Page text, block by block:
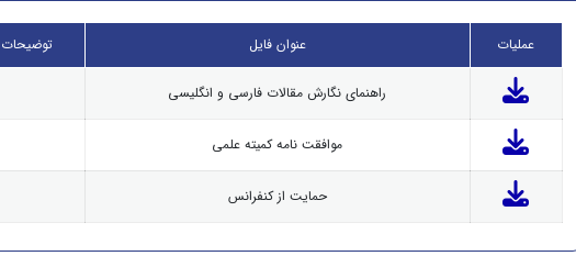
عملیات عنوان فایل توضیحات
راهنمای نگارش مقالات فارسی و انگلیسی
موافقت نامه کمیته علمی
حمایت از کنفرانس